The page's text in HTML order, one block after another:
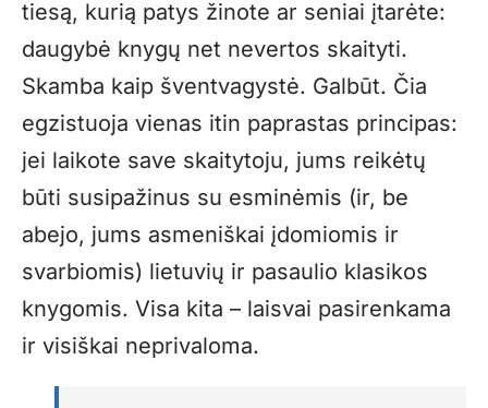
tiesą, kurią patys žinote ar seniai įtarėte:
daugybė knygų net nevertos skaityti.
Skamba kaip šventvagystė. Galbūt. Čia
egzistuoja vienas itin paprastas principas:
jei laikote save skaitytoju, jums reikėtų
būti susipažinus su esminėmis (ir, be
abejo, jums asmeniškai įdomiomis ir
svarbiomis) lietuvių ir pasaulio klasikos
knygomis. Visa kita – laisvai pasirenkama
ir visiškai neprivaloma.